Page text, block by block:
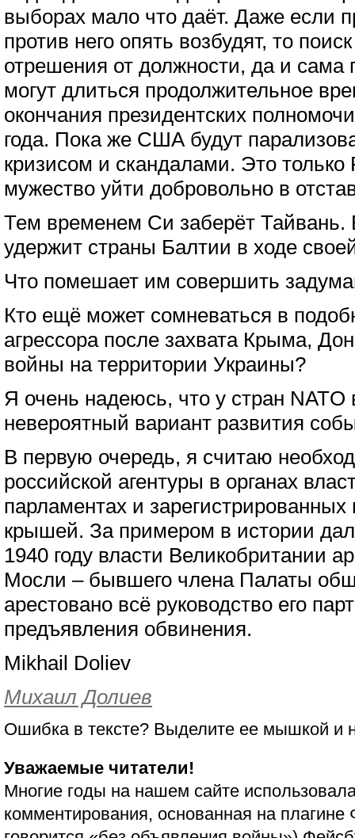
выборах мало что даёт. Даже если
против него опять возбудят, то
отрешения от должности, да и сама
могут длиться продолжительное
окончания президентских
года. Пока же США будут
кризисом и скандалами. Это
мужество уйти добровольно в
Тем временем Си заберёт Тайвань.
удержит страны Балтии в ходе
Что помешает им совершить
Кто ещё может сомневаться в
агрессора после захвата Крыма,
войны на территории Украины?
Я очень надеюсь, что у стран NATO
невероятный вариант развития
В первую очередь, я считаю
российской агентуры в органах
парламентах и зарегистрированных
крышей. За примером в истории
1940 году власти Великобритании
Мосли – бывшего члена Палаты
арестовано всё руководство его
предъявления обвинения.
Mikhail Doliev
Михаил Долиев
Ошибка в тексте? Выделите ее мышкой и
Уважаемые читатели!
Многие годы на нашем сайте
комментирования, основанная на